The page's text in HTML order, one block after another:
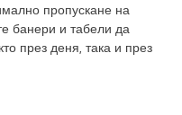
пропускане на
банери и табели да
през деня, така и през